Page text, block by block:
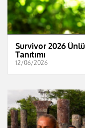
Survivor 2026
Tanıtımı
12/06/2026